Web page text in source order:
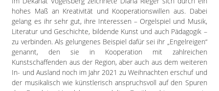
hohes Maß an Kreativität und Kooperationswillen aus. Dabei
gelang es ihr sehr gut, ihre Interessen – Orgelspiel und Musik,
Literatur und Geschichte, bildende Kunst und auch Pädagogik –
zu verbinden. Als gelungenes Beispiel dafür sei ihr „Engelreigen“
genannt, den sie in Kooperation mit zahlreichen
Kunstschaffenden aus der Region, aber auch aus dem weiteren
In- und Ausland noch im Jahr 2021 zu Weihnachten erschuf und
der musikalisch wie künstlerisch anspruchsvoll auf den Spuren